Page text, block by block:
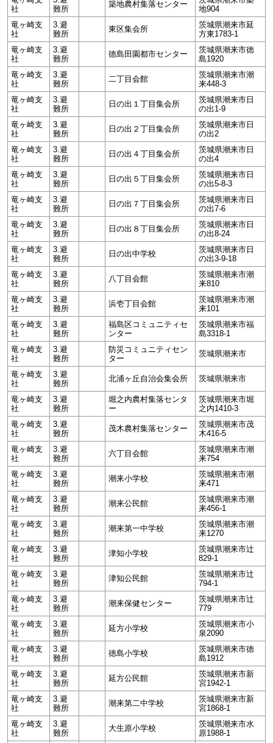
社
難所
築地農村集落センター
地904
竜ヶ崎支
社
3.避
難所
東区集会所
茨城県潮来市延
方東1783-1
竜ヶ崎支
社
3.避
難所
徳島田園都市センター
茨城県潮来市徳
島1920
竜ヶ崎支
社
3.避
難所
二丁目会館
茨城県潮来市潮
来448-3
竜ヶ崎支
社
3.避
難所
日の出１丁目集会所
茨城県潮来市日
の出1-9
竜ヶ崎支
社
3.避
難所
日の出２丁目集会所
茨城県潮来市日
の出2
竜ヶ崎支
社
3.避
難所
日の出４丁目集会所
茨城県潮来市日
の出4
竜ヶ崎支
社
3.避
難所
日の出５丁目集会所
茨城県潮来市日
の出5-8-3
竜ヶ崎支
社
3.避
難所
日の出７丁目集会所
茨城県潮来市日
の出7-6
竜ヶ崎支
社
3.避
難所
日の出８丁目集会所
茨城県潮来市日
の出8-24
竜ヶ崎支
社
3.避
難所
日の出中学校
茨城県潮来市日
の出3-9-18
竜ヶ崎支
社
3.避
難所
八丁目会館
茨城県潮来市潮
来810
竜ヶ崎支
社
3.避
難所
浜壱丁目会館
茨城県潮来市潮
来101
竜ヶ崎支
社
3.避
難所
福島区コミュニティセ
ンター
茨城県潮来市福
島3318-1
竜ヶ崎支
社
3.避
難所
防災コミュニティセン
ター
茨城県潮来市
竜ヶ崎支
社
3.避
難所
北浦ヶ丘自治会集会所 茨城県潮来市
竜ヶ崎支
社
3.避
難所
堀之内農村集落センタ
ー
茨城県潮来市堀
之内1410-3
竜ヶ崎支
社
3.避
難所
茂木農村集落センター
茨城県潮来市茂
木416-5
竜ヶ崎支
社
3.避
難所
六丁目会館
茨城県潮来市潮
来754
竜ヶ崎支
社
3.避
難所
潮来小学校
茨城県潮来市潮
来471
竜ヶ崎支
社
3.避
難所
潮来公民館
茨城県潮来市潮
来456-1
竜ヶ崎支
社
3.避
難所
潮来第一中学校
茨城県潮来市潮
来1270
竜ヶ崎支
社
3.避
難所
津知小学校
茨城県潮来市辻
829-1
竜ヶ崎支
社
3.避
難所
津知公民館
茨城県潮来市辻
794-1
竜ヶ崎支
社
3.避
難所
潮来保健センター
茨城県潮来市辻
779
竜ヶ崎支
社
3.避
難所
延方小学校
茨城県潮来市小
泉2090
竜ヶ崎支
社
3.避
難所
徳島小学校
茨城県潮来市徳
島1912
竜ヶ崎支
社
3.避
難所
延方公民館
茨城県潮来市新
宮1942-1
竜ヶ崎支
社
3.避
難所
潮来第二中学校
茨城県潮来市新
宮1868-1
竜ヶ崎支
社
3.避
難所
大生原小学校
茨城県潮来市水
原1988-1